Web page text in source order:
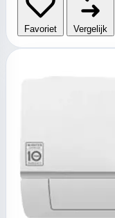
Favoriet Vergelijk